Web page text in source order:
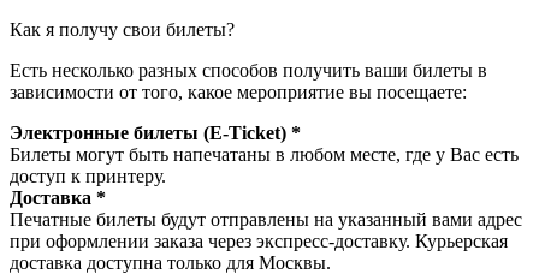
Как я получу свои билеты?
Есть несколько разных способов получить ваши билеты в
зависимости от того, какое мероприятие вы посещаете:
Электронные билеты (E-Ticket) *
Билеты могут быть напечатаны в любом месте, где у Вас есть
доступ к принтеру.
Доставка *
Печатные билеты будут отправлены на указанный вами адрес
при оформлении заказа через экспресс-доставку. Курьерская
доставка доступна только для Москвы.